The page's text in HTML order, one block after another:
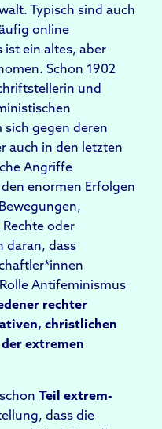
Typisch sind auch
online
ein altes, aber
Schon 1902
und
sich gegen deren
auch in den letzten
Angriffe
enormen Erfolgen
oder
daran, dass
Antifeminismus
rechter
christlichen
extremen
Teil extrem-
dass die